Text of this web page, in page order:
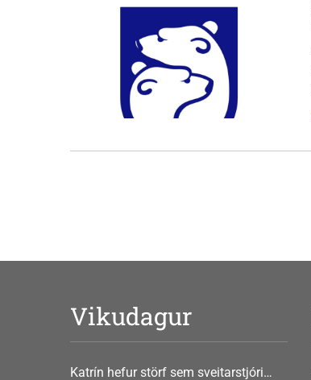
Vikudagur
Katrín hefur störf sem sveitarstjóri